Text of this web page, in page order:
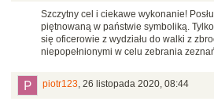
Szczytny cel i ciekawe wykonanie!
piętnowaną w państwie symboliką.
się oficerowie z wydziału do walki z
niepopełnionymi w celu zebrania
piotr123, 26 listopada 2020, 08:44